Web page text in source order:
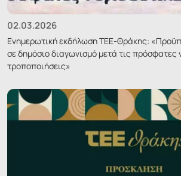
02.03.2026
Ενημερωτική εκδήλωση ΤΕΕ-Θράκης:
σε δημόσιο διαγωνισμό μετά τις πρόσφατες
τροποποιήσεις»